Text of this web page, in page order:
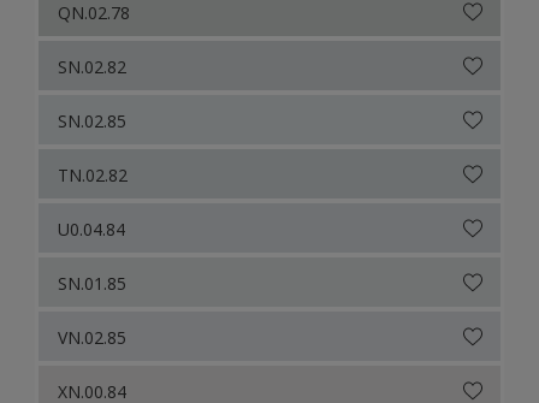
QN.02.78
SN.02.82
SN.02.85
TN.02.82
U0.04.84
SN.01.85
VN.02.85
XN.00.84